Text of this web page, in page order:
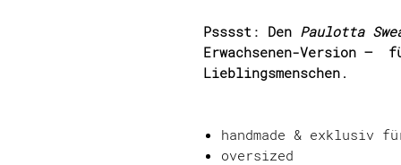
Psssst: Den Paulotta
Erwachsenen-Version –
Lieblingsmenschen.
handmade & exklusiv
oversized